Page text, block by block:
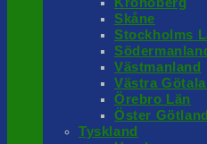
Skåne
Stockholms
Västmanland
Västra
Örebro Län
Öster Götland
Tyskland